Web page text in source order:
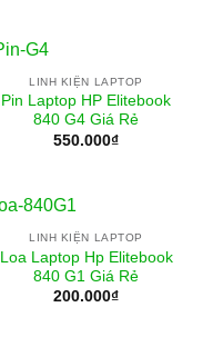
LINH KIỆN LAPTOP
Pin Laptop HP Elitebook
840 G4 Giá Rẻ
550.000₫
LINH KIỆN LAPTOP
Loa Laptop Hp Elitebook
840 G1 Giá Rẻ
200.000₫